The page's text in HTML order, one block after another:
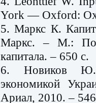
York — Oxford:
5. Маркс К.
Маркс. – М.:
капитала. – 650 с.
6. Новиков Ю.Н.
экономикой
Ариал, 2010. –